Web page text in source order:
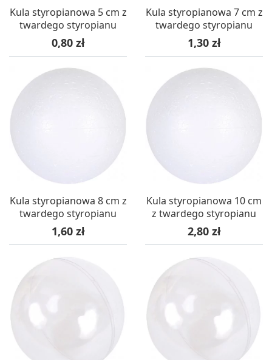
Kula styropianowa 5 cm z
twardego styropianu
Cena
0,80 zł
Kula styropianowa 7 cm z
twardego styropianu
Cena
1,30 zł
Kula styropianowa 8 cm z
twardego styropianu
Cena
1,60 zł
Kula styropianowa 10 cm
z twardego styropianu
Cena
2,80 zł